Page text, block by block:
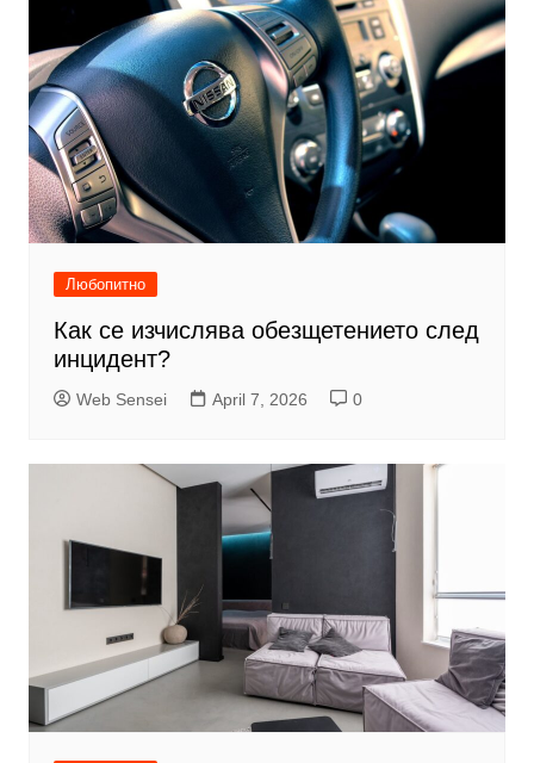
Любопитно
Как се изчислява обезщетението след
инцидент?
Web Sensei April 7, 2026 0